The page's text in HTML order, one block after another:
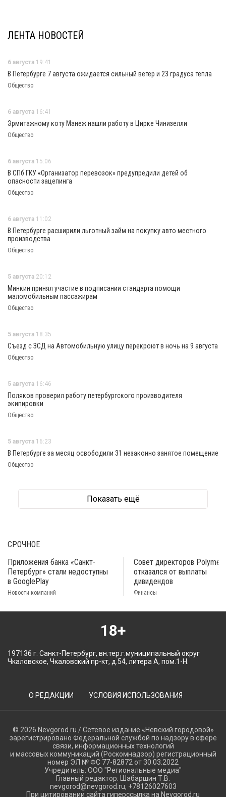
ЛЕНТА НОВОСТЕЙ
6 августа 19:41
В Петербурге 7 августа ожидается сильный ветер и 23 градуса тепла
Общество
6 августа 16:41
Эрмитажному коту Манеж нашли работу в Цирке Чинизелли
Общество
6 августа 15:06
В СПб ГКУ «Организатор перевозок» предупредили детей об
опасности зацепинга
Общество
6 августа 11:02
В Петербурге расширили льготный займ на покупку авто местного
производства
Общество
5 августа 20:12
Минкин принял участие в подписании стандарта помощи
маломобильным пассажирам
Общество
5 августа 18:35
Съезд с ЗСД на Автомобильную улицу перекроют в ночь на 9 августа
Общество
5 августа 16:46
Поляков проверил работу петербургского производителя
экипировки
Общество
5 августа 16:23
В Петербурге за месяц освободили 31 незаконно занятое помещение
Общество
Показать ещё
СРОЧНОЕ
Приложения банка «Санкт-
Петербург» стали недоступны
в GooglePlay
Новости компаний
Совет директоров
отказался от выплаты
дивидендов
Финансы
18+
197136 г. Санкт-Петербург, вн.тер.г.муниципальный округ
Чкаловское, Чкаловский пр-кт, д.54, литера А, пом.1-Н.
О РЕДАКЦИИ УСЛОВИЯ ИСПОЛЬЗОВАНИЯ
© 2026 Nevgorod.ru / Сетевое издание «Невский городовой»
зарегистрировано Федеральной службой по надзору в сфере
связи, информационных технологий
и массовых коммуникаций (Роскомнадзор) регистрационный
номер ЭЛ № ФС 77-82872 от 30.03.2022
Учредитель: ООО "Региональные медиа"
Главный редактор: Шабаршин Т.В.
nevgorod@nevgorod.ru, +78126027603
При цитировании сайта гиперссылка на Nevgorod.ru